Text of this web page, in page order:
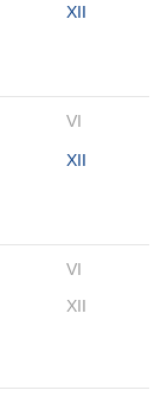
XII
VI
XII
VI
XII